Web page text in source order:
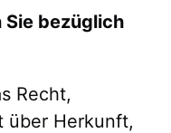
Sie bezüglich
Recht,
über Herkunft,